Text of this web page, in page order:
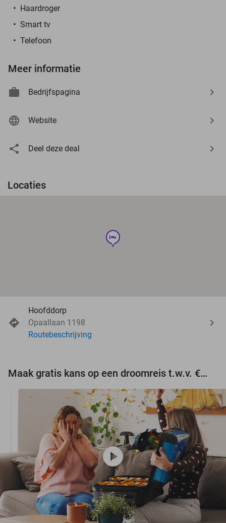
Haardroger
Smart tv
Telefoon
Meer informatie
Bedrijfspagina
Website
Deel deze deal
Locaties
hotel
Hoofddorp
Opaallaan 1198
Routebeschrijving
Maak gratis kans op een droomreis t.w.v. €3.000!
play_circle